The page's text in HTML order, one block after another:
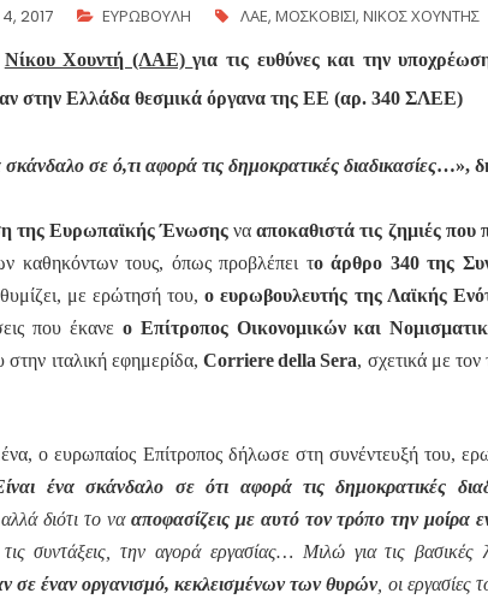
2017 ΕΥΡΩΒΟΥΛΗ ΛΑΕ, ΜΟΣΚΟΒΙΣΙ, ΝΙΚΟΣ ΧΟΥΝΤΗΣ
Νίκου Χουντή (ΛΑΕ)για τις ευθύνες και την
στην Ελλάδα θεσμικά όργανα της ΕΕ (αρ. 340 ΣΛΕΕ)
σκάνδαλο σε ό,τι αφορά τις δημοκρατικές διαδικασίες…»,
της Ευρωπαϊκής Ένωσης νααποκαθιστά τις ζημιές που
καθηκόντων τους, όπως προβλέπει το άρθρο 340 της
με ερώτησή του,ο ευρωβουλευτής της Λαϊκής
που έκανε ο Επίτροπος Οικονομικών και
στην ιταλική εφημερίδα, Corrieredella Sera, σχετικά με τον
ο ευρωπαίος Επίτροπος δήλωσε στη συνέντευξή του,
ένα σκάνδαλο σε ότι αφορά τις δημοκρατικές
διότι το να αποφασίζεις με αυτό τον τρόπο την μοίρα
τις συντάξεις, την αγορά εργασίας… Μιλώ για τις
σε έναν οργανισμό, κεκλεισμένων των θυρών, οι εργασίες